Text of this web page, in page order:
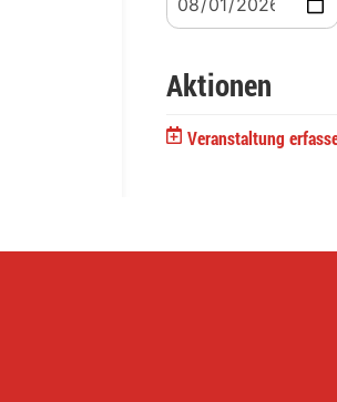
Aktionen
Veranstaltung